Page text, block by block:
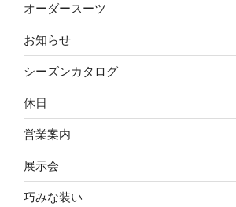
オーダースーツ
お知らせ
シーズンカタログ
休日
営業案内
展示会
巧みな装い